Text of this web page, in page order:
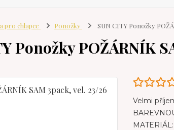
pro chlapce Ponožky SUN CITY Ponožky
Ponožky POŽÁRNÍK
Velmi